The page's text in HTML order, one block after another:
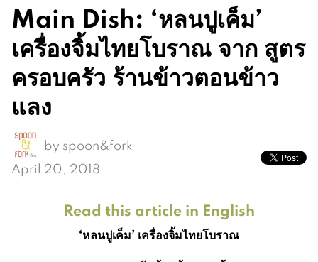
Main Dish: ‘หลนปูเค็ม’
เครื่องจิ้มไทยโบราณ จาก สูตร
ครอบครัว ร้านข้าวตอนข้าว
แลง
by spoon&fork
April 20, 2018
Read this article in English
‘หลนปูเค็ม’ เครื่องจิ้มไทยโบราณ